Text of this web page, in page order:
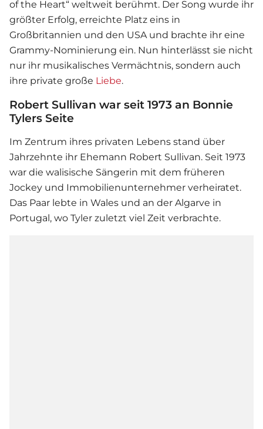
of the Heart“ weltweit berühmt. Der Song wurde ihr
größter Erfolg, erreichte Platz eins in
Großbritannien und den USA und brachte ihr eine
Grammy-Nominierung ein. Nun hinterlässt sie nicht
nur ihr musikalisches Vermächtnis, sondern auch
ihre private große Liebe.
Robert Sullivan war seit 1973 an Bonnie
Tylers Seite
Im Zentrum ihres privaten Lebens stand über
Jahrzehnte ihr Ehemann Robert Sullivan. Seit 1973
war die walisische Sängerin mit dem früheren
Jockey und Immobilienunternehmer verheiratet.
Das Paar lebte in Wales und an der Algarve in
Portugal, wo Tyler zuletzt viel Zeit verbrachte.